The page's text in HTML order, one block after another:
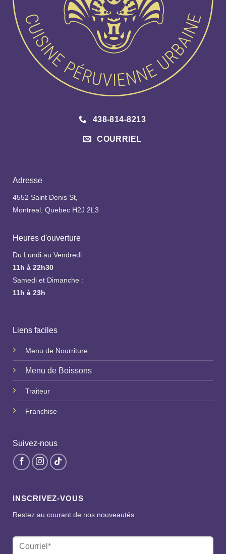
438-814-8213
COURRIEL
Adresse
4552 Saint Denis St,
Montreal, Quebec H2J 2L3
Heures d'ouverture
Du Lundi au Vendredi :
11h à 22h30
Samedi et Dimanche :
11h à 23h
Liens faciles
Menu de Nourriture
Menu de Boissons
Traiteur
Franchise
Suivez-nous
INSCRIVEZ-VOUS
Restez au courant de nos nouveautés